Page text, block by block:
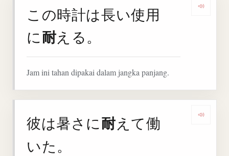
この時計は長い使用
に耐える。
Jam ini tahan dipakai dalam jangka panjang.
彼は暑さに耐えて働
いた。